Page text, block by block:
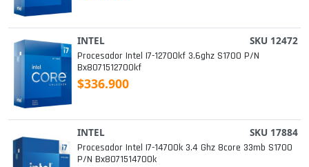
INTEL SKU 12472
Procesador Intel I7-12700kf 3.6ghz S1700 P/n
Bx8071512700kf
$336.900
INTEL SKU 17884
Procesador Intel I7-14700k 3.4 Ghz 8core 33mb S1700
P/n Bx8071514700k